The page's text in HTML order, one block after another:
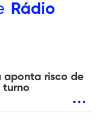
Rádio
aponta risco de
turno